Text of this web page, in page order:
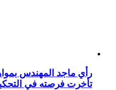
رأي ماجد المهندس
تأخرت فرصته في